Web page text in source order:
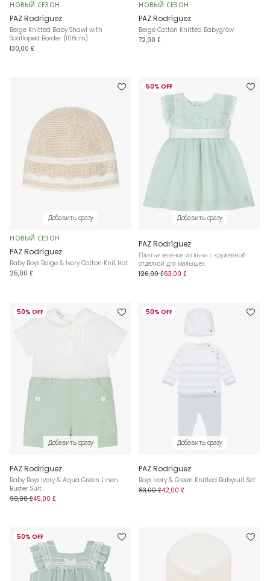
НОВЫЙ СЕЗОН
PAZ Rodríguez
Beige Knitted Baby Shawl with
Scalloped Border (106cm)
130,00 £
НОВЫЙ СЕЗОН
PAZ Rodríguez
Beige Cotton Knitted Babygrow
72,00 £
Добавить сразу
НОВЫЙ СЕЗОН
PAZ Rodríguez
Baby Boys Beige & Ivory Cotton Knit Hat
25,00 £
50% OFF
Добавить сразу
PAZ Rodríguez
Платье зелёное из льна с кружевной
отделкой для малышек
126,00 £63,00 £
50% OFF
Добавить сразу
PAZ Rodríguez
Baby Boys Ivory & Aqua Green Linen
Buster Suit
90,00 £45,00 £
50% OFF
Добавить сразу
PAZ Rodríguez
Boys Ivory & Green Knitted Babysuit Set
83,00 £42,00 £
50% OFF